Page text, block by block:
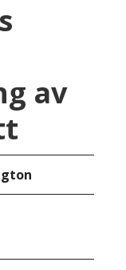
av